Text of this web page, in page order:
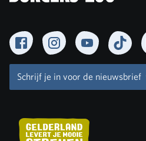
FacebookInstagramYouTubeTikTok
Schrijf je in voor de nieuwsbrief